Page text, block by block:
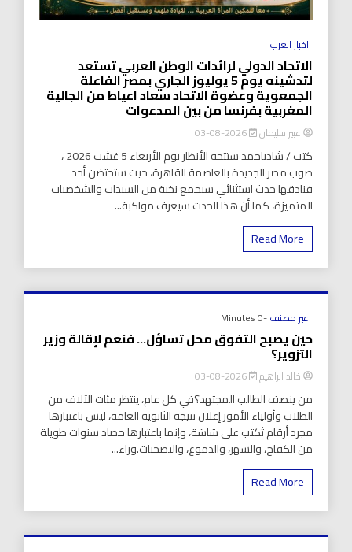
اخبار العرب
الاتحاد الدولي لرائدات الوطن العربي تستعد
لتدشينه يوم 5 يوليوز الجاري بمصر الفاعلة
الجمعوية وعضوة الاتحاد سعاد اعياط من الجالية
المغربية بفرنسا من بين المدعوات
عبير سليمان 2026-08-03
كتب / شادياحمد ستتجه الأنظار يوم الأربعاء 5 غشت 2026 ،
صوب مصر الجديدة بالعاصمة القاهرة، حيث ستحتضن أحد
فنادقها حدث استثنائي سيجمع نخبة من السيدات والشخصيات
المتميزة، كما أن هذا الحدث سيعرف مواكبة...
Read More
غير مصنف-0 Minutes
حين يصبح التفوق محل تساؤل… فنعم لإقالة وزير
التزوير؟
خالد ابراهيم 2026-08-03
من ينصف الطالب المجتهد؟في كل عام، ينتظر مئات الآلاف من
الطلاب وأولياء الأمور إعلان نتيجة الثانوية العامة، ليس باعتبارها
مجرد أرقام تُكتب على شاشة، وإنما باعتبارها حصاد سنوات طويلة
من الكفاح، والسهر، والدموع، والتضحيات.وراء...
Read More